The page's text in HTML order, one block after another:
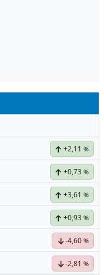
+2,11 %
+0,73 %
+3,61 %
+0,93 %
-4,60 %
-2,81 %